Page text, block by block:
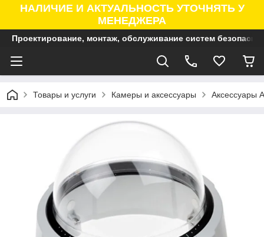
НАЛИЧИЕ И АКТУАЛЬНОСТЬ УТОЧНЯТЬ У
МЕНЕДЖЕРА
Проектирование, монтаж, обслуживание систем
Товары и услуги Камеры и аксессуары Аксессуары